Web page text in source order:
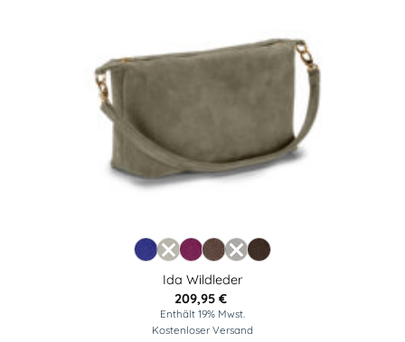
Ida Wildleder
209,95 €
Enthält 19% Mwst.
Kostenloser Versand